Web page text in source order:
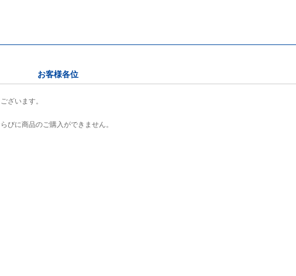
お客様各位
ざいます。
びに商品のご購入ができません。